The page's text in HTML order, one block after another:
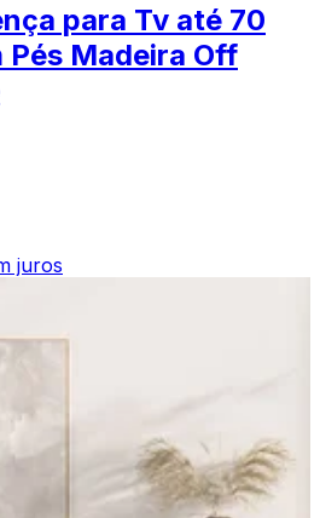
para Tv até 70
Pés Madeira Off
juros